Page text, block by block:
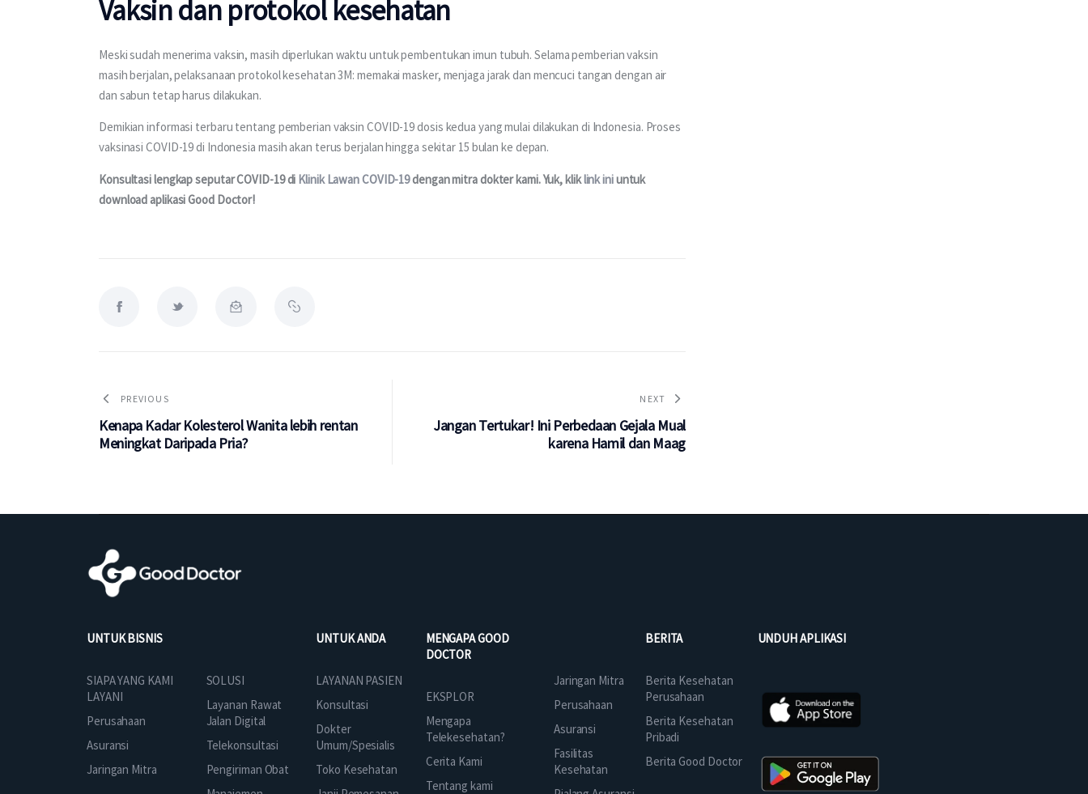
Vaksin dan protokol kesehatan
Meski sudah menerima vaksin, masih diperlukan waktu untuk pembentukan imun tubuh. Selama pemberian vaksin
masih berjalan, pelaksanaan protokol kesehatan 3M: memakai masker, menjaga jarak dan mencuci tangan dengan air
dan sabun tetap harus dilakukan.
Demikian informasi terbaru tentang pemberian vaksin COVID-19 dosis kedua yang mulai dilakukan di Indonesia. Proses
vaksinasi COVID-19 di Indonesia masih akan terus berjalan hingga sekitar 15 bulan ke depan.
Konsultasi lengkap seputar COVID-19 di Klinik Lawan COVID-19 dengan mitra dokter kami. Yuk, klik link ini untuk
download aplikasi Good Doctor!
PREVIOUS
Kenapa Kadar Kolesterol Wanita lebih rentan
Meningkat Daripada Pria?
NEXT
Jangan Tertukar! Ini Perbedaan Gejala Mual
karena Hamil dan Maag
UNTUK BISNIS
SIAPA YANG KAMI
LAYANI
Perusahaan
Asuransi
Jaringan Mitra
SOLUSI
Layanan Rawat
Jalan Digital
Telekonsultasi
Pengiriman Obat
UNTUK ANDA
LAYANAN PASIEN
Konsultasi
Dokter
Umum/Spesialis
Toko Kesehatan
MENGAPA GOOD
DOCTOR
EKSPLOR
Mengapa
Telekesehatan?
Cerita Kami
Tentang kami
Jaringan Mitra
Perusahaan
Asuransi
Fasilitas
Kesehatan
BERITA
Berita Kesehatan
Perusahaan
Berita Kesehatan
Pribadi
Berita Good Doctor
UNDUH APLIKASI